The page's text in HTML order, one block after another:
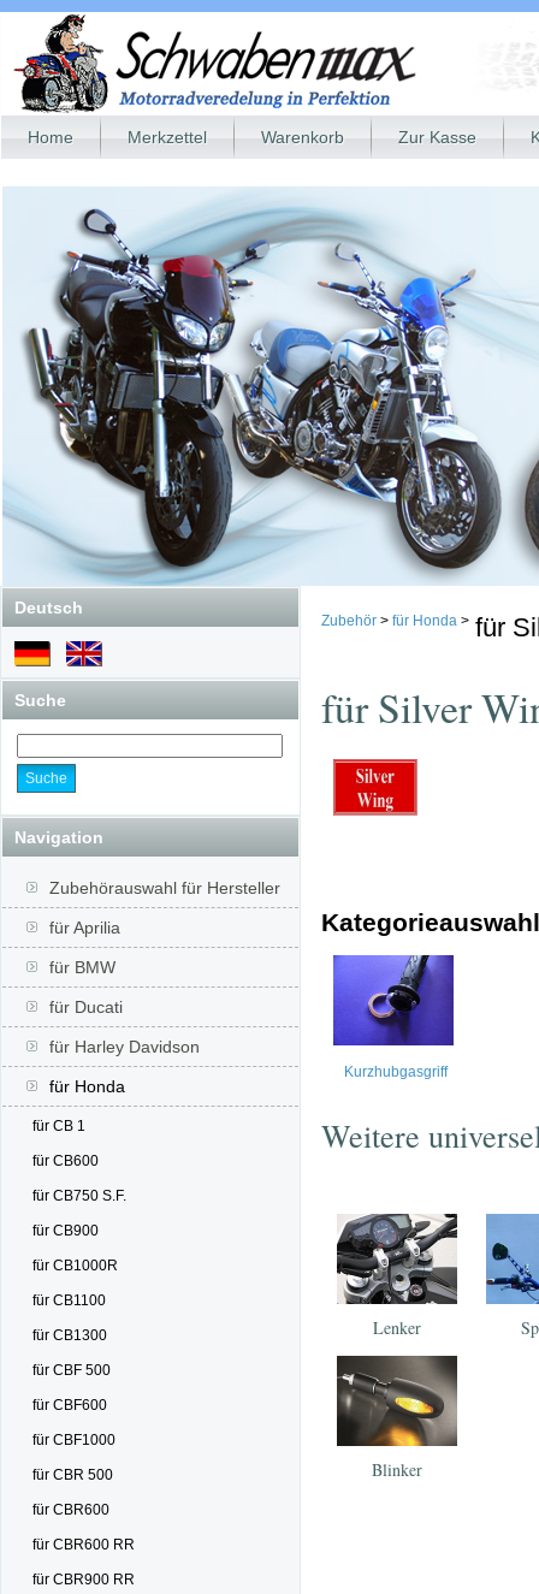
Home Merkzettel Warenkorb Zur Kasse
Deutsch
Suche
Navigation
Zubehörauswahl für Hersteller
für Aprilia
für BMW
für Ducati
für Harley Davidson
für Honda
für CB 1
für CB600
für CB750 S.F.
für CB900
für CB1000R
für CB1100
für CB1300
für CBF 500
für CBF600
für CBF1000
für CBR 500
für CBR600
für CBR600 RR
für CBR900 RR
Zubehör > für Honda > für
für Silver
Kategorieauswahl
Kurzhubgasgriff
Weitere
Lenker
Blinker